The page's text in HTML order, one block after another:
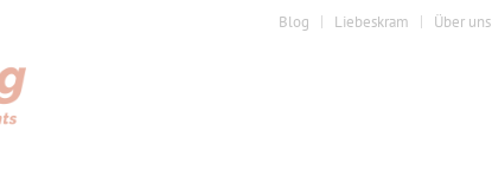
Blog Liebeskram Über uns